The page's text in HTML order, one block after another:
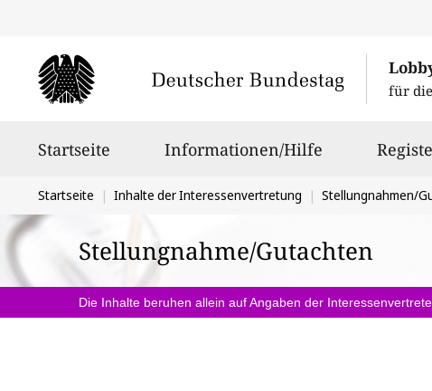
für
Startseite Informationen/Hilfe
Sie
befinden
sich
hier:
Startseite Inhalte der Interessenvertretung Stellungnahmen/
Stellungnahme/Gutachten
Die Inhalte beruhen allein auf Angaben der